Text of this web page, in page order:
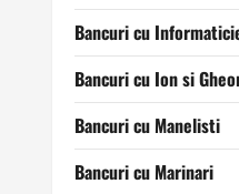
Bancuri cu
Bancuri cu Ion si
Bancuri cu Manelisti
Bancuri cu Marinari